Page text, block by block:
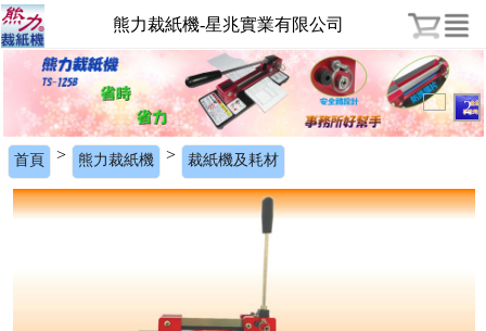
熊力裁紙機-星兆實業有限公司
1 2
首頁 > 熊力裁紙機 > 裁紙機及耗材